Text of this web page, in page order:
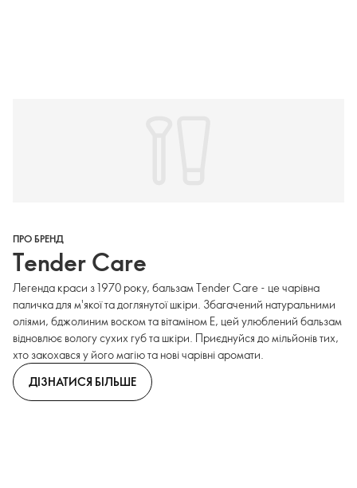
ПРО БРЕНД
Tender Care
Легенда краси з 1970 року, бальзам Tender Care - це чарівна
паличка для м'якої та доглянутої шкіри. Збагачений натуральними
оліями, бджолиним воском та вітаміном Е, цей улюблений бальзам
відновлює вологу сухих губ та шкіри. Приєднуйся до мільйонів тих,
хто закохався у його магію та нові чарівні аромати.
ДІЗНАТИСЯ БІЛЬШЕ